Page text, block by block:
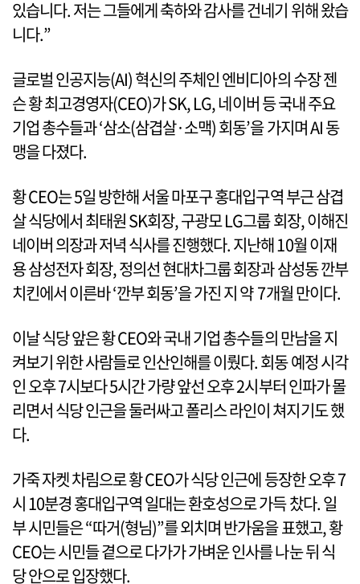
있습니다. 저는 그들에게 축하와 감사를 건네기 위해 왔습
니다.”
글로벌 인공지능(AI) 혁신의 주체인 엔비디아의 수장 젠
슨 황 최고경영자(CEO)가 SK, LG, 네이버 등 국내 주요
기업 총수들과 ‘삼소(삼겹살·소맥) 회동’을 가지며 AI 동
맹을 다졌다.
황 CEO는 5일 방한해 서울 마포구 홍대입구역 부근 삼겹
살 식당에서 최태원 SK회장, 구광모 LG그룹 회장, 이해진
네이버 의장과 저녁 식사를 진행했다. 지난해 10월 이재
용 삼성전자 회장, 정의선 현대차그룹 회장과 삼성동 깐부
치킨에서 이른바 ‘깐부 회동’을 가진 지 약 7개월 만이다.
이날 식당 앞은 황 CEO와 국내 기업 총수들의 만남을 지
켜보기 위한 사람들로 인산인해를 이뤘다. 회동 예정 시각
인 오후 7시보다 5시간 가량 앞선 오후 2시부터 인파가 몰
리면서 식당 인근을 둘러싸고 폴리스 라인이 쳐지기도 했
다.
가죽 자켓 차림으로 황 CEO가 식당 인근에 등장한 오후 7
시 10분경 홍대입구역 일대는 환호성으로 가득 찼다. 일
부 시민들은 “따거(형님)”를 외치며 반가움을 표했고, 황
CEO는 시민들 곁으로 다가가 가벼운 인사를 나눈 뒤 식
당 안으로 입장했다.